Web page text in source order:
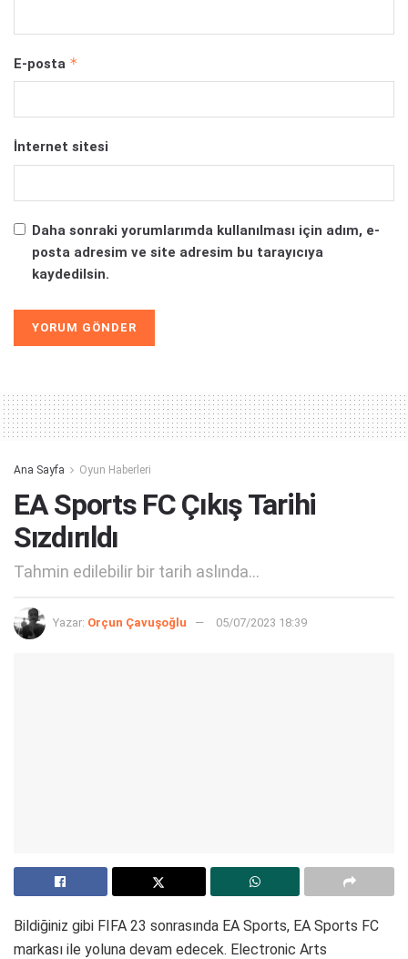
E-posta *
İnternet sitesi
Daha sonraki yorumlarımda kullanılması için adım, e-
posta adresim ve site adresim bu tarayıcıya
kaydedilsin.
Ana Sayfa Oyun Haberleri
EA Sports FC Çıkış Tarihi
Sızdırıldı
Tahmin edilebilir bir tarih aslında...
Yazar: Orçun Çavuşoğlu 05/07/2023 18:39
Bildiğiniz gibi FIFA 23 sonrasında EA Sports, EA Sports FC
markası ile yoluna devam edecek. Electronic Arts